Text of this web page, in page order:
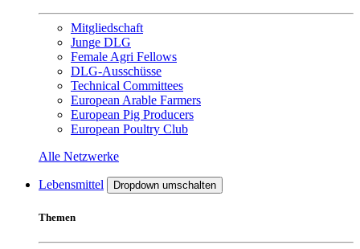
Mitgliedschaft
Junge DLG
Female Agri Fellows
DLG-Ausschüsse
Technical Committees
European Arable Farmers
European Pig Producers
European Poultry Club
Alle Netzwerke
Lebensmittel Dropdown umschalten
Themen